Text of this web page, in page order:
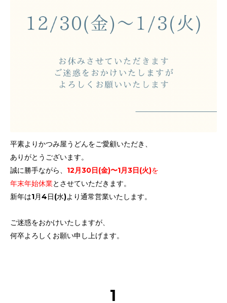
平素よりかつみ屋うどんをご愛顧いただき、
ありがとうございます。
誠に勝手ながら、 12月30日(金)〜1月3日(火)を
年末年始休業とさせていただきます。
新年は1月4日(水)より通常営業いたします。
ご迷惑をおかけいたしますが、
何卒よろしくお願い申し上げます。
1